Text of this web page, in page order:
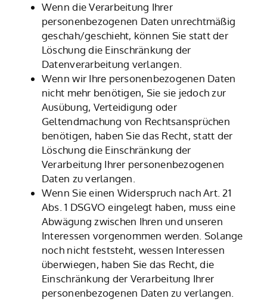
Wenn die Verarbeitung Ihrer
personenbezogenen Daten unrechtmäßig
geschah/geschieht, können Sie statt der
Löschung die Einschränkung der
Datenverarbeitung verlangen.
Wenn wir Ihre personenbezogenen Daten
nicht mehr benötigen, Sie sie jedoch zur
Ausübung, Verteidigung oder
Geltendmachung von Rechtsansprüchen
benötigen, haben Sie das Recht, statt der
Löschung die Einschränkung der
Verarbeitung Ihrer personenbezogenen
Daten zu verlangen.
Wenn Sie einen Widerspruch nach Art. 21
Abs. 1 DSGVO eingelegt haben, muss eine
Abwägung zwischen Ihren und unseren
Interessen vorgenommen werden. Solange
noch nicht feststeht, wessen Interessen
überwiegen, haben Sie das Recht, die
Einschränkung der Verarbeitung Ihrer
personenbezogenen Daten zu verlangen.